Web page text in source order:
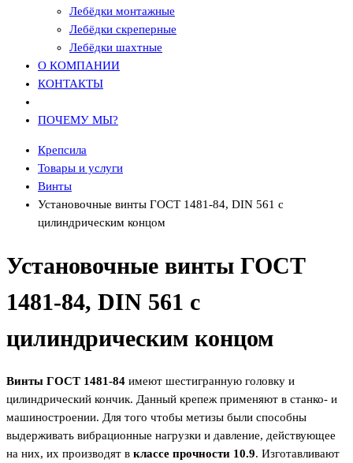
Лебёдки монтажные
Лебёдки скреперные
Лебёдки шахтные
О КОМПАНИИ
КОНТАКТЫ
ПОЧЕМУ МЫ?
Крепсила
Товары и услуги
Винты
Установочные винты ГОСТ 1481-84, DIN 561 с
цилиндрическим концом
Установочные винты ГОСТ
1481-84, DIN 561 с
цилиндрическим концом
Винты ГОСТ 1481-84 имеют шестигранную головку и
цилиндрический кончик. Данный крепеж применяют в станко- и
машиностроении. Для того чтобы метизы были способны
выдерживать вибрационные нагрузки и давление, действующее
на них, их производят в классе прочности 10.9. Изготавливают